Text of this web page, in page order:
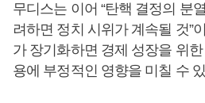
무디스는 이어 “탄핵 결정의 분
려하면 정치 시위가 계속될 것”
가 장기화하면 경제 성장을 위
용에 부정적인 영향을 미칠 수